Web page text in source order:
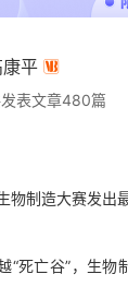
康平 
表文章480篇
物制造大赛发出
“死亡谷”，生物